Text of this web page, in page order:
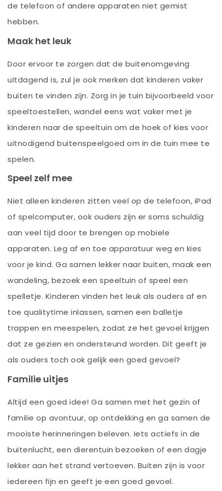
de telefoon of andere apparaten niet gemist
hebben.
Maak het leuk
Door ervoor te zorgen dat de buitenomgeving
uitdagend is, zul je ook merken dat kinderen vaker
buiten te vinden zijn. Zorg in je tuin bijvoorbeeld voor
speeltoestellen, wandel eens wat vaker met je
kinderen naar de speeltuin om de hoek of kies voor
uitnodigend buitenspeelgoed om in de tuin mee te
spelen.
Speel zelf mee
Niet alleen kinderen zitten veel op de telefoon, iPad
of spelcomputer, ook ouders zijn er soms schuldig
aan veel tijd door te brengen op mobiele
apparaten. Leg af en toe apparatuur weg en kies
voor je kind. Ga samen lekker naar buiten, maak een
wandeling, bezoek een speeltuin of speel een
spelletje. Kinderen vinden het leuk als ouders af en
toe qualitytime inlassen, samen een balletje
trappen en meespelen, zodat ze het gevoel krijgen
dat ze gezien en ondersteund worden. Dit geeft je
als ouders toch ook gelijk een goed gevoel?
Familie uitjes
Altijd een goed idee! Ga samen met het gezin of
familie op avontuur, op ontdekking en ga samen de
mooiste herinneringen beleven. Iets actiefs in de
buitenlucht, een dierentuin bezoeken of een dagje
lekker aan het strand vertoeven. Buiten zijn is voor
iedereen fijn en geeft je een goed gevoel.